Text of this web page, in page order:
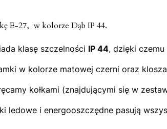
E-27, w kolorze Dąb IP 44.
klasę szczelności IP 44, dzięki
w kolorze matowej czerni oraz
kołkami (znajdującymi się w
i energooszczędne pasują